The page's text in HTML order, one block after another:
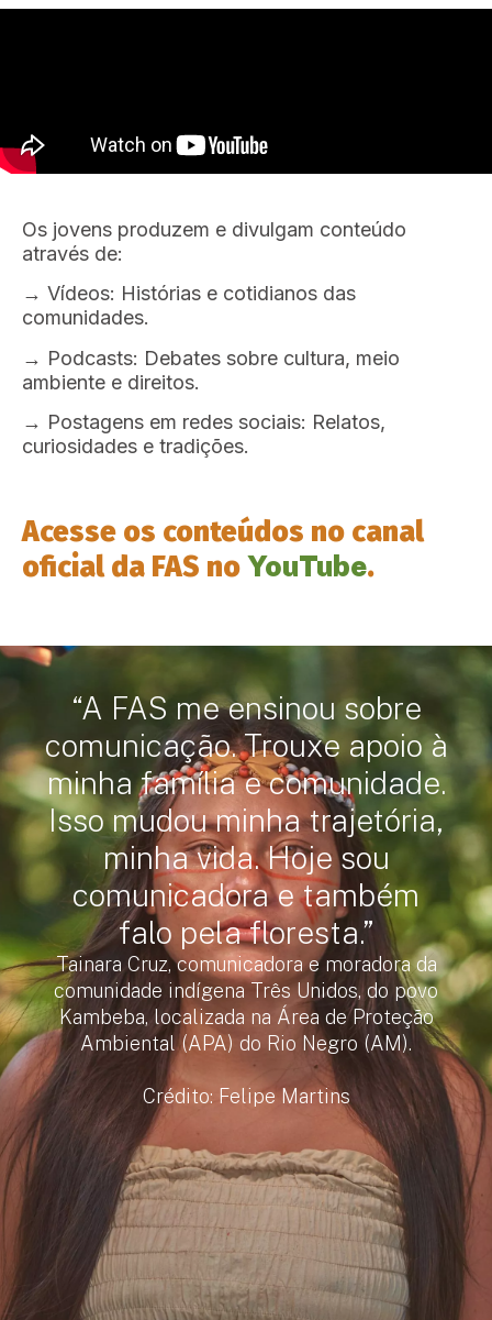
Os jovens produzem e divulgam conteúdo
através de:
→ Vídeos: Histórias e cotidianos das
comunidades.
→ Podcasts: Debates sobre cultura, meio
ambiente e direitos.
→ Postagens em redes sociais: Relatos,
curiosidades e tradições.
Acesse os conteúdos no canal
oficial da FAS noYouTube.
“A FAS me ensinou sobre
comunicação. Trouxe apoio à
minha família e comunidade.
Isso mudou minha trajetória,
minha vida. Hoje sou
comunicadora e também
falo pela floresta.”
Tainara Cruz, comunicadora e moradora da
comunidade indígena Três Unidos, do povo
Kambeba, localizada na Área de Proteção
Ambiental (APA) do Rio Negro (AM).
Crédito: Felipe Martins